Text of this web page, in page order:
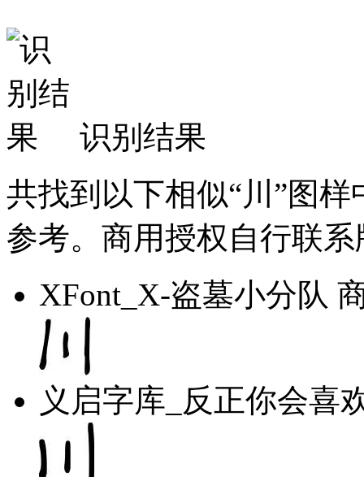
识别结果
共找到以下相似“川”图
参考。商用授权自行联系
XFont_X-盗墓小分队
义启字库_反正你会喜